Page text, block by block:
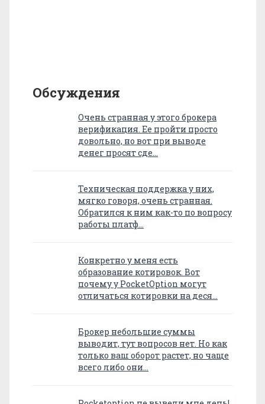
Обсуждения
Очень странная у этого брокера
верификация. Ее пройти просто
довольно, но вот при выводе
денег просят сде…
Техническая поддержка у них,
мягко говоря, очень странная.
Обратился к ним как-то по вопросу
работы платф…
Конкретно у меня есть
образование котировок. Вот
почему у PocketOption могут
отличаться котировки на деся…
Брокер небольшие суммы
выводит, тут вопросов нет. Но как
только ваш оборот растет, но чаще
всего либо они…